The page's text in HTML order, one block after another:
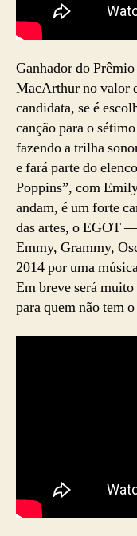
Ganhador do
MacArthur no valor
candidata, se é
canção para o
fazendo a trilha
e fará parte do
Poppins”, com
andam, é um forte
das artes, o EGOT
Emmy, Grammy,
2014 por uma
Em breve será
para quem não tem